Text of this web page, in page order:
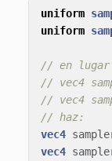
uniform
uniform
// en lugar
// vec4
// vec4
// haz:
vec4
vec4